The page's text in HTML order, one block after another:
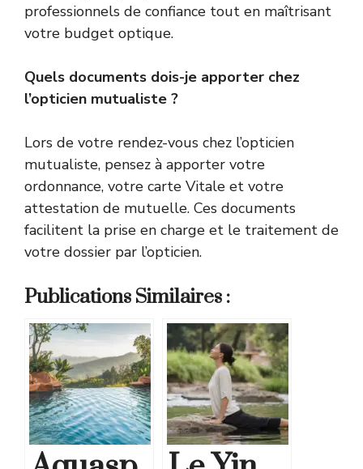
professionnels de confiance tout en maîtrisant
votre budget optique.
Quels documents dois-je apporter chez
l’opticien mutualiste ?
Lors de votre rendez-vous chez l’opticien
mutualiste, pensez à apporter votre
ordonnance, votre carte Vitale et votre
attestation de mutuelle. Ces documents
facilitent la prise en charge et le traitement de
votre dossier par l’opticien.
Publications Similaires :